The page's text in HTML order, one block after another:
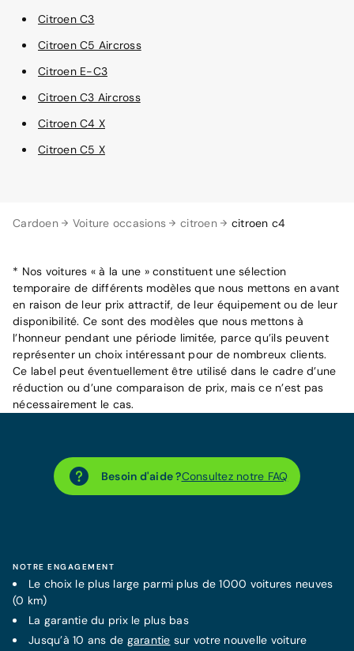
Cardoen Voiture occasions citroen citroen c4
Citroen C3
Citroen C5 Aircross
Citroen E-C3
Citroen C3 Aircross
Citroen C4 X
Citroen C5 X
* Nos voitures « à la une » constituent une sélection
temporaire de différents modèles que nous mettons en avant
en raison de leur prix attractif, de leur équipement ou de leur
disponibilité. Ce sont des modèles que nous mettons à
l’honneur pendant une période limitée, parce qu’ils peuvent
représenter un choix intéressant pour de nombreux clients.
Ce label peut éventuellement être utilisé dans le cadre d’une
réduction ou d’une comparaison de prix, mais ce n’est pas
nécessairement le cas.
Besoin d'aide ?Consultez notre FAQ
NOTRE ENGAGEMENT
Le choix le plus large parmi plus de 1000 voitures neuves
(0 km)
La garantiedu prix le plus bas
Jusqu’à 10 ans de garantie sur votre nouvelle voiture